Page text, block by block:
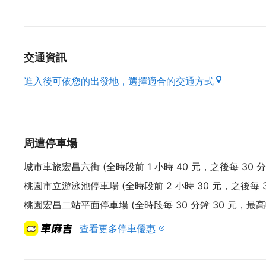
交通資訊
進入後可依您的出發地，選擇適合的交通方式
周遭停車場
城市車旅宏昌六街 (全時段前 1 小時 40 元，之後每 30
桃園市立游泳池停車場 (全時段前 2 小時 30 元，之後每
桃園宏昌二站平面停車場 (全時段每 30 分鐘 30 元，最
查看更多停車優惠